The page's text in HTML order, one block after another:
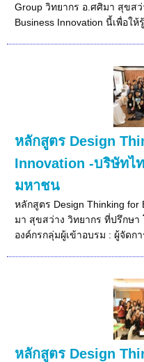
Group วิทยากร อ.ศศิมา สุขส
Business Innovation นี้เพื่อใ
หลักสูตร Design
Innovation -บริษัทไ
มหาชน
หลักสูตร Design Thinking for
มา สุขสว่าง วิทยากร ที่ปรึกษ
องค์กรกลุ่มผู้เข้าอบรม : ผู้จัดก
หลักสูตร Design